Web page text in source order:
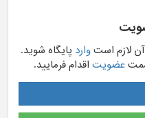
آن لازم استوارد پایگاه شوید.
عضویت اقدام فرمایید.